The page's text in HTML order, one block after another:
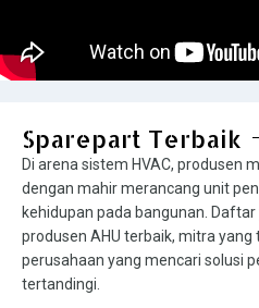
Sparepart Terbaik
Di arena sistem HVAC, produsen
dengan mahir merancang unit
kehidupan pada bangunan.
produsen AHU terbaik, mitra
perusahaan yang mencari solusi
tertandingi.